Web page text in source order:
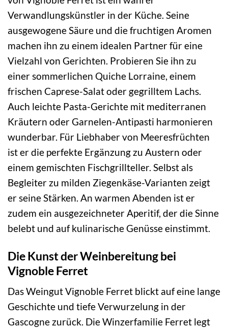
Verwandlungskünstler in der Küche. Seine
ausgewogene Säure und die fruchtigen Aromen
machen ihn zu einem idealen Partner für eine
Vielzahl von Gerichten. Probieren Sie ihn zu
einer sommerlichen Quiche Lorraine, einem
frischen Caprese-Salat oder gegrilltem Lachs.
Auch leichte Pasta-Gerichte mit mediterranen
Kräutern oder Garnelen-Antipasti harmonieren
wunderbar. Für Liebhaber von Meeresfrüchten
ist er die perfekte Ergänzung zu Austern oder
einem gemischten Fischgrillteller. Selbst als
Begleiter zu milden Ziegenkäse-Varianten zeigt
er seine Stärken. An warmen Abenden ist er
zudem ein ausgezeichneter Aperitif, der die Sinne
belebt und auf kulinarische Genüsse einstimmt.
Die Kunst der Weinbereitung bei
Vignoble Ferret
Das Weingut Vignoble Ferret blickt auf eine lange
Geschichte und tiefe Verwurzelung in der
Gascogne zurück. Die Winzerfamilie Ferret legt